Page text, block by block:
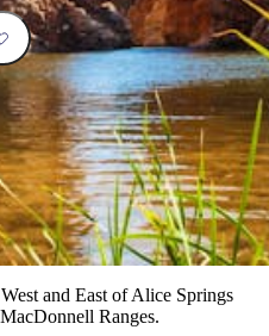
and East of Alice Springs
Ranges.